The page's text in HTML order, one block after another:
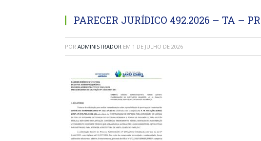
PARECER JURÍDICO 492.2026 – TA –
POR ADMINISTRADOR EM 1 DE JULHO DE 2026